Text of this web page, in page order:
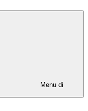
Menu di